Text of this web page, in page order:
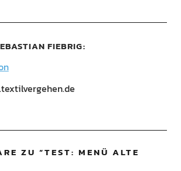
FIEBRIG
ZU “TEST: MENÜ ALTE